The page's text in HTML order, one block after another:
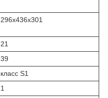
296x436x301
21
39
класс S1
1